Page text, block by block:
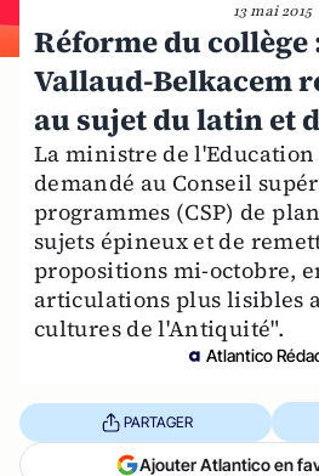
13 mai 2015
Réforme du collège
Vallaud-Belkacem
au sujet du latin et
La ministre de
demandé au Conseil
programmes (CSP) de
sujets épineux et de
propositions mi-octobre,
articulations plus lisibles
cultures de l'Antiquité".
Atlantico
PARTAGER
Ajouter Atlantico en